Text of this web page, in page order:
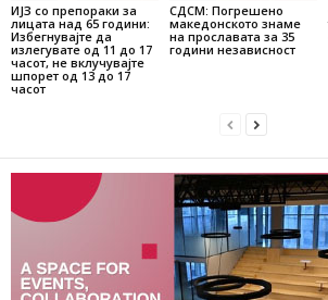
ИЈЗ со препораки за
лицата над 65 години:
Избегнувајте да
излегувате од 11 до 17
часот, не вклучувајте
шпорет од 13 до 17
часот
СДСМ: Погрешено
македонското знаме
на прославата за 35
години независност